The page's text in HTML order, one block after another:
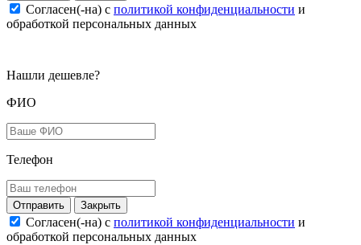
Согласен(-на) c политикой конфиденциальности и
обработкой персональных данных
Нашли дешевле?
ФИО
Телефон
Закрыть
Согласен(-на) c политикой конфиденциальности и
обработкой персональных данных